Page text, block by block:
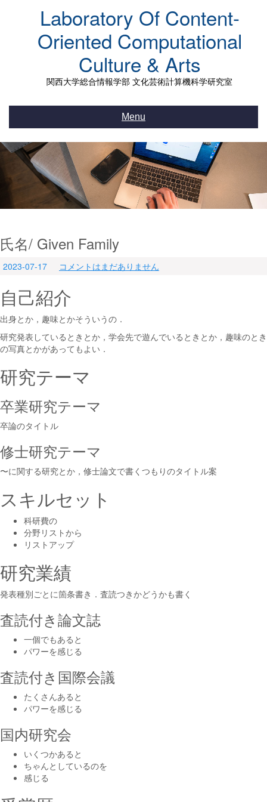
Laboratory Of Content-
Oriented Computational
Culture & Arts
関西大学総合情報学部 文化芸術計算機科学研究室
Menu
氏名/ Given Family
2023-07-17 コメントはまだありません
自己紹介
出身とか，趣味とかそういうの．
研究発表しているときとか，学会先で遊んでいるときとか，趣味のとき
の写真とかがあってもよい．
研究テーマ
卒業研究テーマ
卒論のタイトル
修士研究テーマ
〜に関する研究とか，修士論文で書くつもりのタイトル案
スキルセット
科研費の
分野リストから
リストアップ
研究業績
発表種別ごとに箇条書き．査読つきかどうかも書く
査読付き論文誌
一個でもあると
パワーを感じる
査読付き国際会議
たくさんあると
パワーを感じる
国内研究会
いくつかあると
ちゃんとしているのを
感じる